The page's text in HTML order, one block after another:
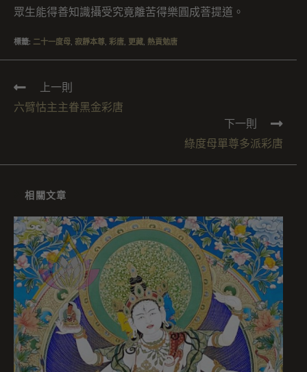
眾生能得善知識攝受究竟離苦得樂圓成菩提道。
標籤: 二十一度母 寂靜本尊 彩唐 更藏 熱貢勉唐
上一則
六臂怙主主眷黑金彩唐
下一則
綠度母單尊多派彩唐
相關文章